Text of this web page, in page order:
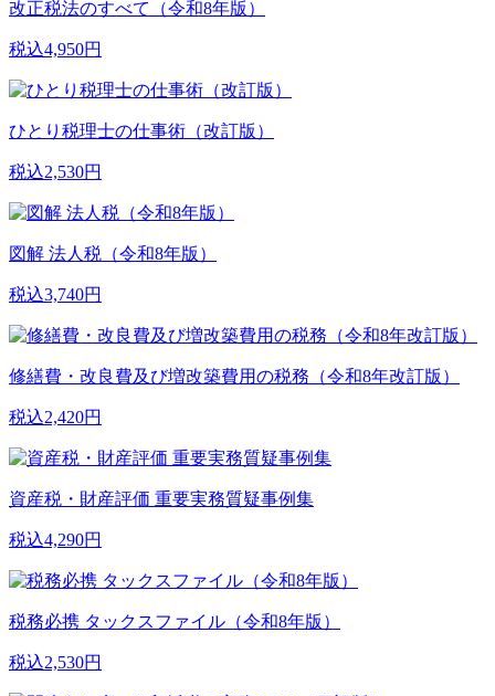
改正税法のすべて（令和8年版）
税込4,950円
ひとり税理士の仕事術（改訂版）
税込2,530円
図解 法人税（令和8年版）
税込3,740円
修繕費・改良費及び増改築費用の税務（令和8年改訂版）
税込2,420円
資産税・財産評価 重要実務質疑事例集
税込4,290円
税務必携 タックスファイル（令和8年版）
税込2,530円